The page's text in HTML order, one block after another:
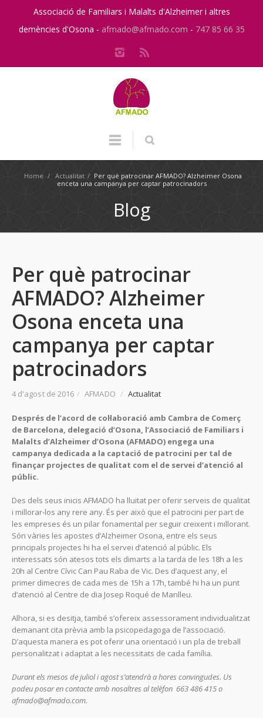
Associació de Familiars i Malalts d'Alzheimer i altres
demències d'Osona - afmado@afmado.com - 747 85 66 35
Home / Actualitat / Per què patrocinar AFMADO? Alzheimer Osona
enceta una campanya per captar patrocinadors
Blog
Per què patrocinar
AFMADO? Alzheimer
Osona enceta una
campanya per captar
patrocinadors
4 d'agost de 2016 / AFMADO / Actualitat
Després de l’acord de col·laboració amb Cambra de Comerç
de Barcelona, delegació d’Osona, l’Associació de Familiars i
Malalts d’Alzheimer d’Osona (AFMADO) engega una
campanya dedicada a la captació de patrocini per tal de
finançar projectes de qualitat com el de servei d’atenció al
públic.
Des dels seus inicis AFMADO ha lluitat per oferir serveis de qualitat
i millorar-los any rere any. És per això que el patrocini per part de
les empreses és un pilar fonamental per seguir creixent i millorant.
Són vàries les apostes d’Alzheimer Osona, entre els seus
principals projectes hi ha el servei d’atenció al públic. Els
interessats són atesos tots els dimarts a la tarda de les 18h a les
20h al Centre Cívic Can Pau Raba de Vic. Des d’aquest any, el
primer dimecres de cada mes de 15h a 17h, també hi ha un punt
d’atenció al Centre de dia Josep Roqué de Manlleu.
Alhora, si es desitja, també s’ofereix assessorament individualitzat
demanant cita prèvia amb la psicopedagoga de l’associació.
D’aquesta manera es pot oferir una orientació i un pla de treball
personalitzat i adaptat a les necessitats de cada família.
Durant els mesos de juliol i agost s’atendrà a hores convingudes. Us
podeu posar en contacte amb nosaltres al telèfon 663 486 415 o
afmado@afmado.com.